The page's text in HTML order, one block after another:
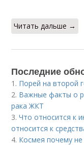
Читать дальше →
Последние
1. Порей на второй
2. Важные факты о
рака ЖКТ
3.Что относится к
относится к
4. Космея почему